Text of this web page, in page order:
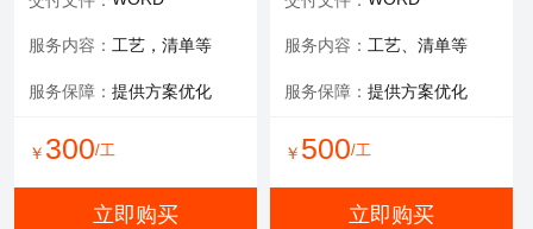
立即购买 立即购买
有限空间作业
适用于一体化设备内部，
井，窖，地下操作室等
填料更换
适用于河道，池塘，景观
水，污水池体，环保设备等
服务内容： 工艺，清单等
服务保障： 提供方案优化
￥ 300/工
立即购买
服务内容： 工艺、清单等
服务保障： 提供方案优化
￥ 500/工
立即购买